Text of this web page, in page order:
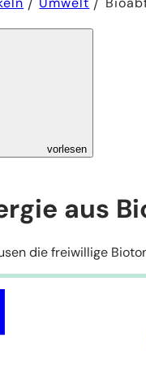
vorlesen
aus
die freiwillige